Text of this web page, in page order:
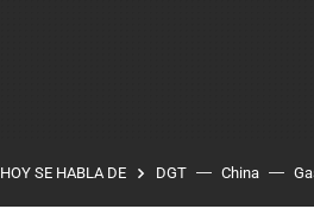
HOY SE HABLA DE DGT China